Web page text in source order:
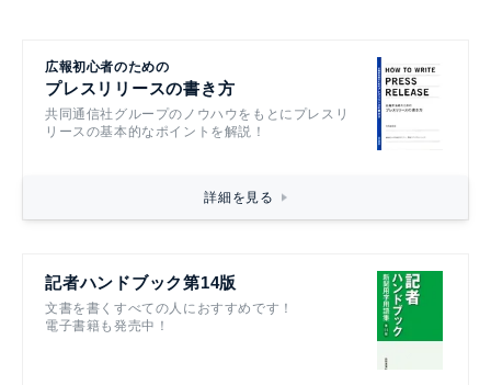
広報初心者のための
プレスリリースの書き方
共同通信社グループのノウハウをもとにプレスリ
リースの基本的なポイントを解説！
詳細を見る
記者ハンドブック第14版
文書を書くすべての人におすすめです！
電子書籍も発売中！